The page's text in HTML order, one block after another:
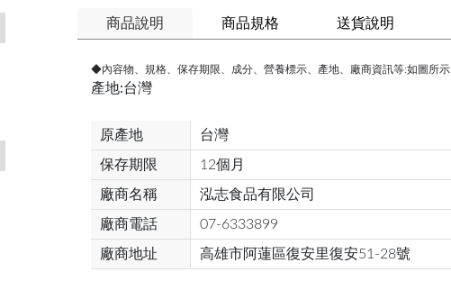
商品說明 商品規格 送貨說明
◆內容物、規格、保存期限、成分、營養標示、產地、廠商資訊等:如圖所示
產地:台灣
原產地 台灣
保存期限 12個月
廠商名稱 泓志食品有限公司
廠商電話 07-6333899
廠商地址 高雄市阿蓮區復安里復安51-28號